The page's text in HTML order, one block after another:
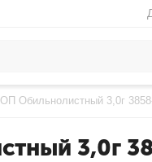
Обильнолистный 3,0г
3,0г